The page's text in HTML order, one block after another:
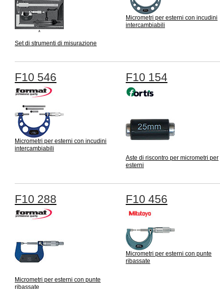
Set di strumenti di misurazione
Micrometri per esterni con incudini
intercambiabili
F10 546
Micrometri per esterni con incudini
intercambiabili
F10 154
Aste di riscontro per micrometri per
esterni
F10 288
Micrometri per esterni con punte
ribassate
F10 456
Micrometri per esterni con punte
ribassate